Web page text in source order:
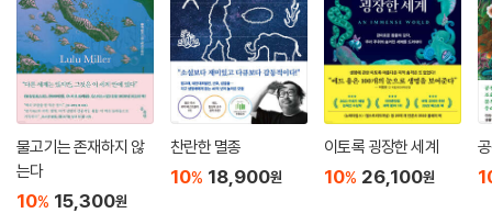
까치기러기의 경이로운 섭식행동을 통해 자연의 섭리에 감탄하고
카카두족의 눌랑지 동굴벽화를 최초로 촬영하다!!
오스트레일리아 노던준주로 향한 애튼버러는 원주민과 눌랑지의 동굴벽
화를 본격적으로 촬영하기 전, 늪지대에서 더위와 모기를 참으며 까치기러
기를 촬영했다. 늪지대에서 나뭇잎으로 만든 은신처에 몸을 숨기고 느릿느
릿하게 까치기러기를 촬영하던 애튼버러는 뜨거운 태양, 아지랑이, 갈대,
물고기는 존재하지 않
는다
10% 15,300원
찬란한 멸종
10% 18,900원
이토록 굉장한 세계
10% 26,100원